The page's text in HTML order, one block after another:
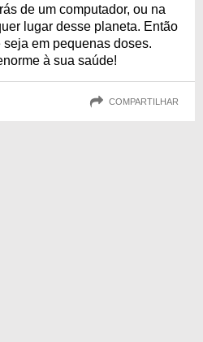
de um computador, ou na
lugar desse planeta. Então
em pequenas doses.
à sua saúde!
COMPARTILHAR